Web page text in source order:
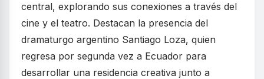
central, explorando sus conexiones a través del
cine y el teatro. Destacan la presencia del
dramaturgo argentino Santiago Loza, quien
regresa por segunda vez a Ecuador para
desarrollar una residencia creativa junto a